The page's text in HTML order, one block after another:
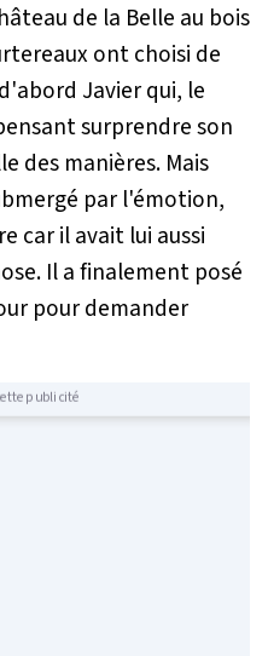
de la Belle au bois
ont choisi de
Javier qui, le
surprendre son
des manières. Mais
par l'émotion,
car il avait lui aussi
Il a finalement posé
pour demander
publicité